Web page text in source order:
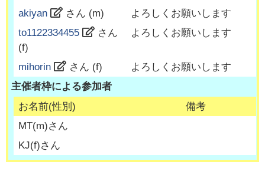
akiyan さん (m)
よろしくお願いします
to1122334455
さん
(f)
よろしくお願いします
mihorin さん (f)
よろしくお願いします
主催者枠による参加者
お名前(性別)
備考
MT(m)さん
KJ(f)さん